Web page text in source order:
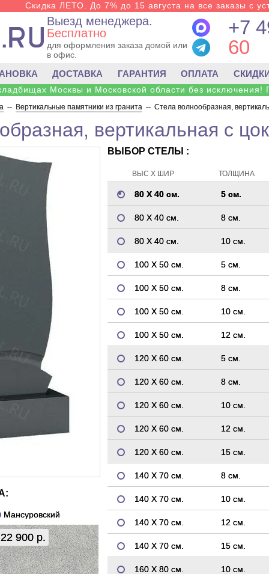
Скидка ЛЕТО. До 7% до 15 августа на все заказы с
Выезд менеджера.
Бесплатно
для оформления заказа домой или
в офис.
+7
60
ДОСТАВКА ГАРАНТИЯ ОПЛАТА
Москвы и Московской области без исключения!
-- Вертикальные памятники из гранита -- Стела волнообразная,
вертикальная с
Мансуровский
22 900 р.
ВЫБОР СТЕЛЫ :
ВЫС Х ШИР ТОЛЩИНА
80 Х 40 см. 5 см.
80 Х 40 см. 8 см.
80 Х 40 см. 10 см.
100 Х 50 см. 5 см.
100 Х 50 см. 8 см.
100 Х 50 см. 10 см.
100 Х 50 см. 12 см.
120 Х 60 см. 5 см.
120 Х 60 см. 8 см.
120 Х 60 см. 10 см.
120 Х 60 см. 12 см.
120 Х 60 см. 15 см.
140 Х 70 см. 8 см.
140 Х 70 см. 10 см.
140 Х 70 см. 12 см.
140 Х 70 см. 15 см.
160 Х 80 см. 10 см.